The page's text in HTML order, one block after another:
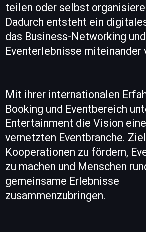
teilen oder selbst
Dadurch entsteht ein
das Business-Networking und
Eventerlebnisse miteinander
Mit ihrer internationalen
Booking und Eventbereich
Entertainment die Vision
vernetzten Eventbranche.
Kooperationen zu fördern,
zu machen und Menschen
gemeinsame Erlebnisse
zusammenzubringen.